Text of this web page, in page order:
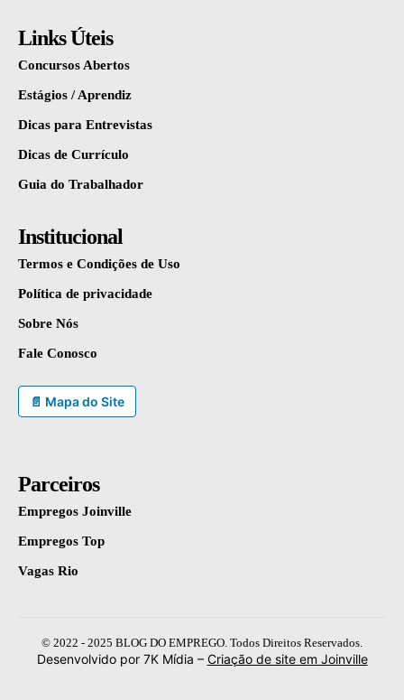
Links Úteis
Concursos Abertos
Estágios / Aprendiz
Dicas para Entrevistas
Dicas de Currículo
Guia do Trabalhador
Institucional
Termos e Condições de Uso
Política de privacidade
Sobre Nós
Fale Conosco
📄 Mapa do Site
Parceiros
Empregos Joinville
Empregos Top
Vagas Rio
© 2022 - 2025 BLOG DO EMPREGO. Todos Direitos Reservados.
Desenvolvido por 7K Mídia – Criação de site em Joinville